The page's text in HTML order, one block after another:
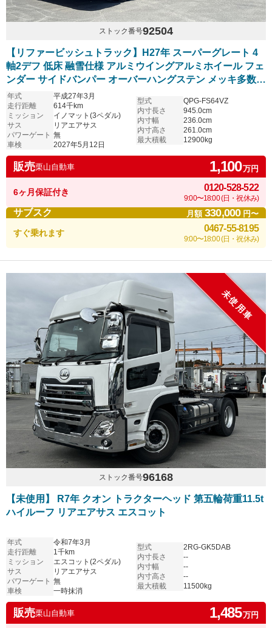
ストック番号92504
【リファービッシュトラック】H27年 スーパーグレート 4
軸2デフ 低床 融雪仕様 アルミウイングアルミホイール フェ
ンダー サイドバンパー オーバーハングステン メッキ多数
リアエアサス 車検付 観音扉ウロコステン張
年式
平成27年3月
走行距離
614千km
ミッション
イノマット(3ペダル)
サス
リアエアサス
パワーゲート 無
車検
2027年5月12日
型式
QPG-FS64VZ
内寸長さ
945.0cm
内寸幅
236.0cm
内寸高さ
261.0cm
最大積載
12900kg
販売栗山自動車 1,100万円
6ヶ月保証付き 0120-528-522
9:00〜18:00 (日・祝休み)
サブスク 月額330,000円〜
すぐ乗れます 0467-55-8195
9:00〜18:00 (日・祝休み)
未使用車
ストック番号96168
【未使用】 R7年 クオン トラクターヘッド 第五輪荷重11.5t
ハイルーフ リアエアサス エスコット
年式
令和7年3月
走行距離
1千km
ミッション
エスコット(2ペダル)
サス
リアエアサス
パワーゲート 無
車検
一時抹消
型式
2RG-GK5DAB
内寸長さ
--
内寸幅
--
内寸高さ
--
最大積載
11500kg
販売栗山自動車 1,485万円